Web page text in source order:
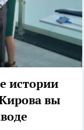
истории
вы